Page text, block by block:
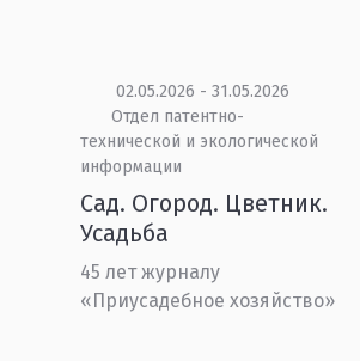
02.05.2026 - 31.05.2026
Отдел патентно-
технической и экологической
информации
Сад. Огород. Цветник.
Усадьба
45 лет журналу
«Приусадебное хозяйство»